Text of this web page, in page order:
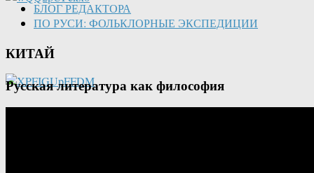
БЛОГ РЕДАКТОРА
ПО РУСИ: ФОЛЬКЛОРНЫЕ ЭКСПЕДИЦИИ
КИТАЙ
Русская литература как философия